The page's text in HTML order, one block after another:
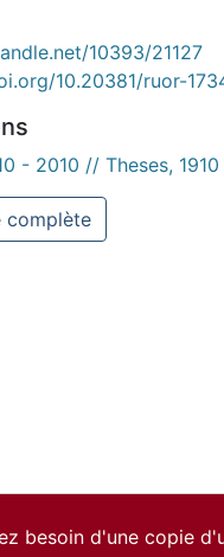
10393/21127
10.20381/ruor-
- 2010 // Theses,
complète
besoin d'une copie